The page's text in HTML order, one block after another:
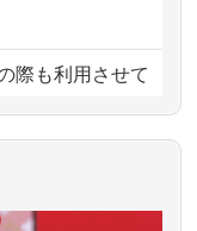
申込み
申込み
申込み
際も利用させて